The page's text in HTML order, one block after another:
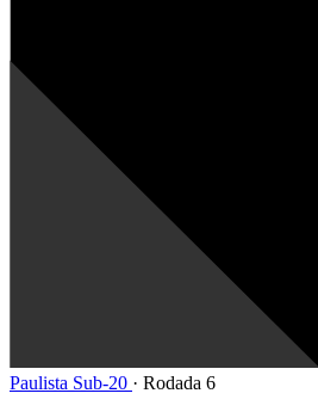
Paulista Sub-20 · Rodada 6